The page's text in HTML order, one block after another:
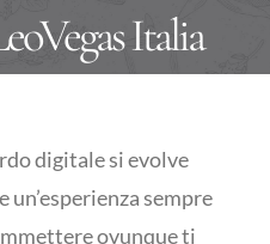
NOW
Italia
digitale si evolve
sempre
ovunque ti